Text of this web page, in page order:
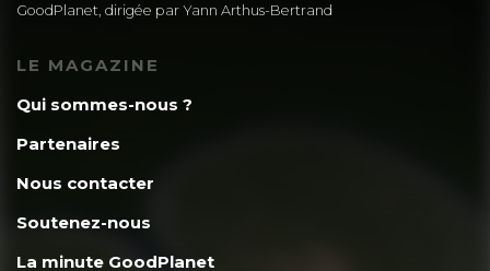
GoodPlanet, dirigée par Yann Arthus-Bertrand
LE MAGAZINE
Qui sommes-nous ?
Partenaires
Nous contacter
Soutenez-nous
La minute GoodPlanet